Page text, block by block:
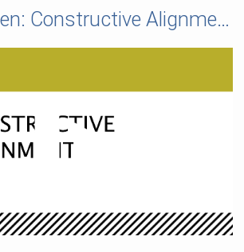
100 Sekunden: Constructive Alignment